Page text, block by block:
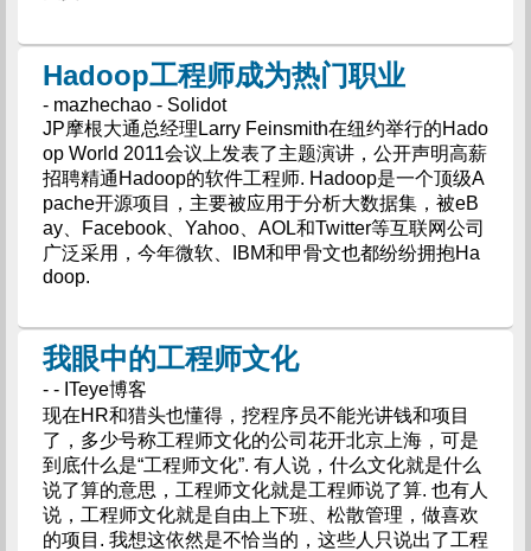
Hadoop工程师成为热门职业
- mazhechao - Solidot
JP摩根大通总经理Larry Feinsmith在纽约举行的Hado
op World 2011会议上发表了主题演讲，公开声明高薪
招聘精通Hadoop的软件工程师. Hadoop是一个顶级A
pache开源项目，主要被应用于分析大数据集，被eB
ay、Facebook、Yahoo、AOL和Twitter等互联网公司
广泛采用，今年微软、IBM和甲骨文也都纷纷拥抱Ha
doop.
我眼中的工程师文化
- - ITeye博客
现在HR和猎头也懂得，挖程序员不能光讲钱和项目
了，多少号称工程师文化的公司花开北京上海，可是
到底什么是“工程师文化”. 有人说，什么文化就是什么
说了算的意思，工程师文化就是工程师说了算. 也有人
说，工程师文化就是自由上下班、松散管理，做喜欢
的项目. 我想这依然是不恰当的，这些人只说出了工程